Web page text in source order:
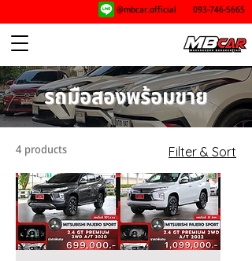
@mbcar.official 093-746-5665
รถมือสองพร้อมขาย
4 products Filter & Sort